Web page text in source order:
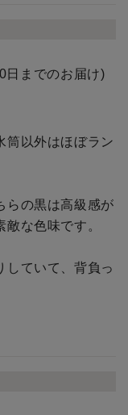
日までのお届け)
筒以外はほぼラン
らの黒は高級感が
な色味です。
していて、背負っ